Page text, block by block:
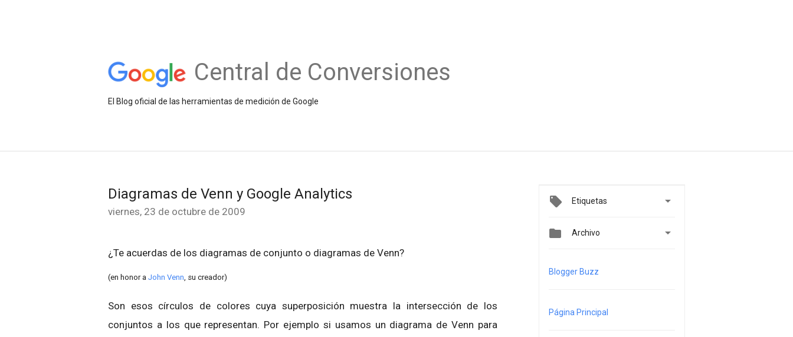
Central de Conversiones
El Blog oficial de las herramientas de medición de Google
Diagramas de Venn y Google Analytics
viernes, 23 de octubre de 2009
¿Te acuerdas de los diagramas de conjunto o diagramas de Venn?
(en honor a John Venn, su creador)
Son esos círculos de colores cuya superposición muestra la intersección de los
conjuntos a los que representan. Por ejemplo si usamos un diagrama de Venn para
Etiquetas 
 Archivo 
Blogger Buzz
Página Principal